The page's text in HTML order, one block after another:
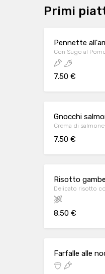
Primi
Pennette
Con Sugo al
7.50 €
Gnocchi
Crema di
7.50 €
Risotto
Delicato risotto
8.50 €
Farfalle alle